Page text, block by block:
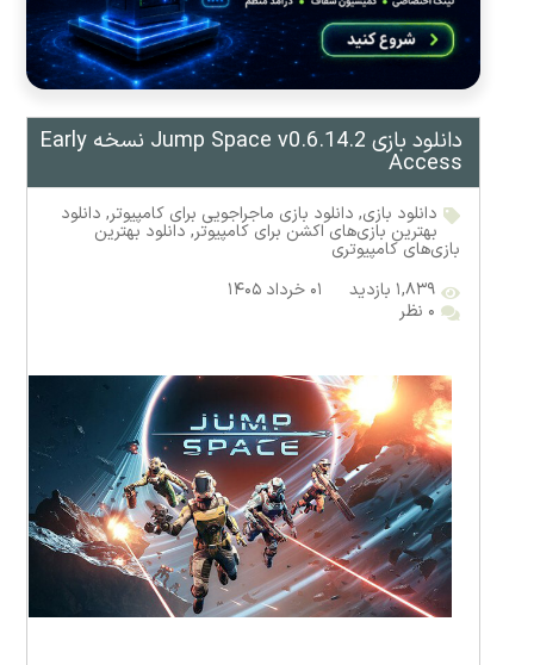
دانلود بازی Jump Space v0.6.14.2 نسخه Early
Access
دانلود بازی, دانلود بازی ماجراجویی برای کامپیوتر, دانلود
بهترین بازی‌های اکشن برای کامپیوتر,دانلود بهترین
بازی‌های کامپیوتری
۱,۸۳۹ بازدید
۰۱ خرداد ۱۴۰۵
۰ نظر